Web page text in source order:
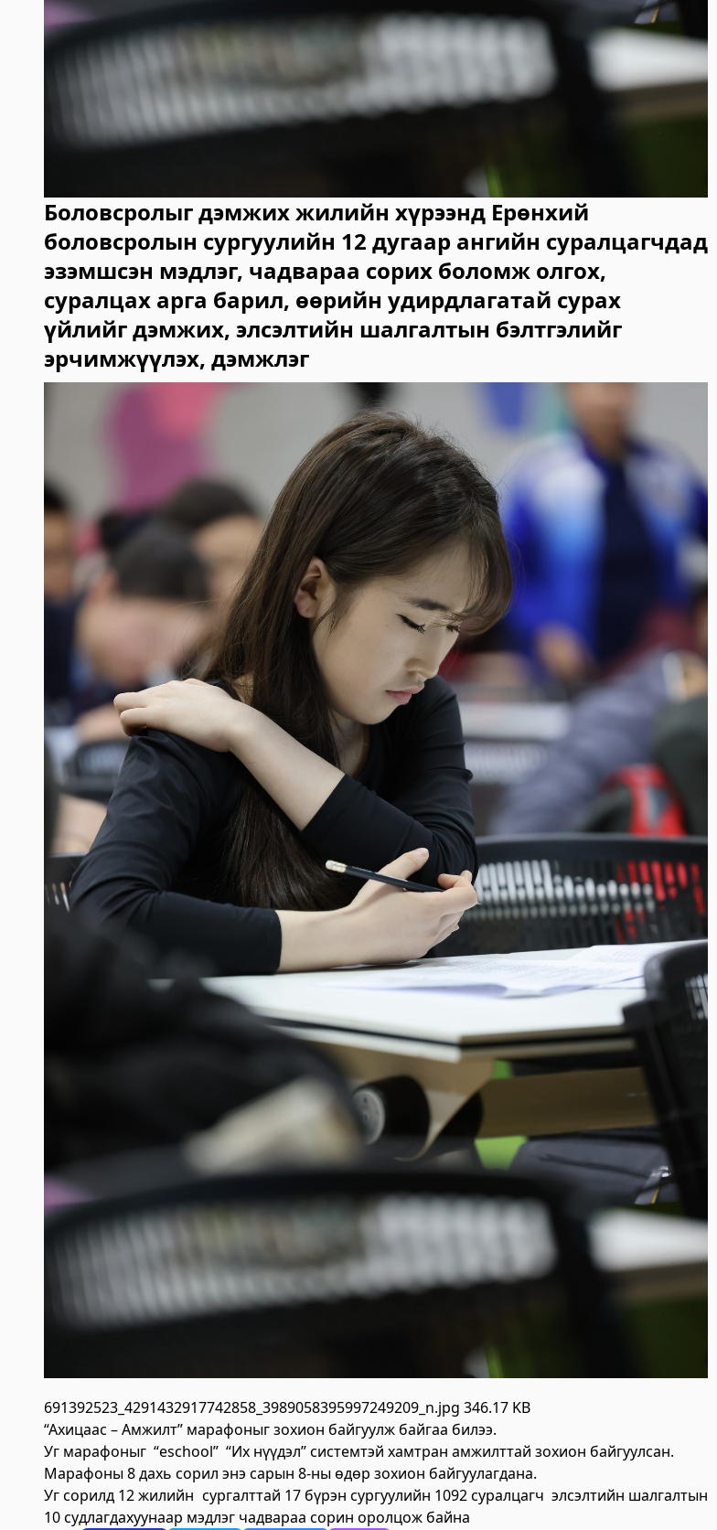
Боловсролыг дэмжих жилийн хүрээнд Ерөнхий
боловсролын сургуулийн 12 дугаар ангийн суралцагчдад
эзэмшсэн мэдлэг, чадвараа сорих боломж олгох,
суралцах арга барил, өөрийн удирдлагатай сурах
үйлийг дэмжих, элсэлтийн шалгалтын бэлтгэлийг
эрчимжүүлэх, дэмжлэг
691392523_4291432917742858_3989058395997249209_n.jpg 346.17 KB
“Ахицаас – Амжилт” марафоныг зохион байгуулж байгаа билээ.
Уг марафоныг “eschool” “Их нүүдэл” системтэй хамтран амжилттай зохион байгуулсан.
Марафоны 8 дахь сорил энэ сарын 8-ны өдөр зохион байгуулагдана.
Уг сорилд 12 жилийн сургалттай 17 бүрэн сургуулийн 1092 суралцагч элсэлтийн шалгалтын
10 судлагдахуунаар мэдлэг чадвараа сорин оролцож байна